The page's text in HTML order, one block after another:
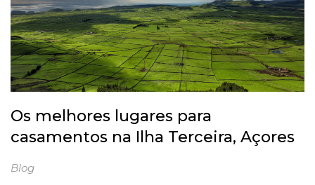
Os melhores lugares para
casamentos na Ilha Terceira, Açores
Blog